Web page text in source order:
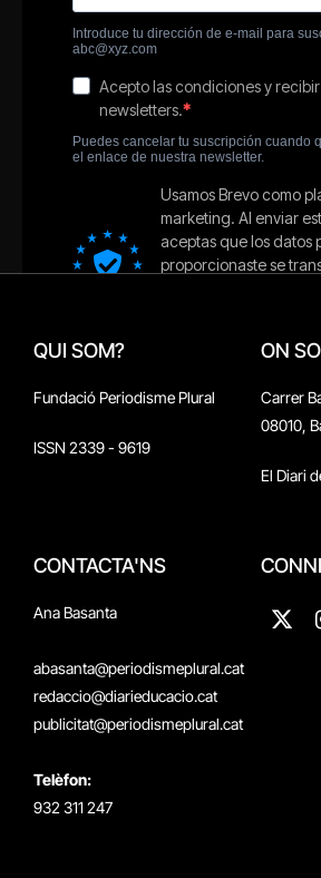
QUI SOM?
Fundació Periodisme Plural
ISSN 2339 - 9619
ON
Carrer
08010,
El Diari
CONTACTA'NS
Ana Basanta
abasanta@periodismeplural.cat
redaccio@diarieducacio.cat
publicitat@periodismeplural.cat
Telèfon:
932 311 247
X